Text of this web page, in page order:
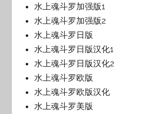
水上魂斗罗加强版1
水上魂斗罗加强版2
水上魂斗罗日版
水上魂斗罗日版汉化1
水上魂斗罗日版汉化2
水上魂斗罗欧版
水上魂斗罗欧版汉化
水上魂斗罗美版